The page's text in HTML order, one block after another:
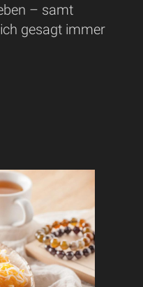
– samt
gesagt immer